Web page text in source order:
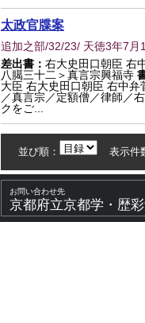
太政官牒案
追加之部/32/23/ 天徳3年7月
差出書： 右大史田口朝臣 右
八臈三十二＞真言宗興福寺
大臣 右大史田口朝臣 右中弁
／真言宗／定額僧／律師／
クをご...
並び順： 表示件
お問い合わせ先
京都府立京都学・歴